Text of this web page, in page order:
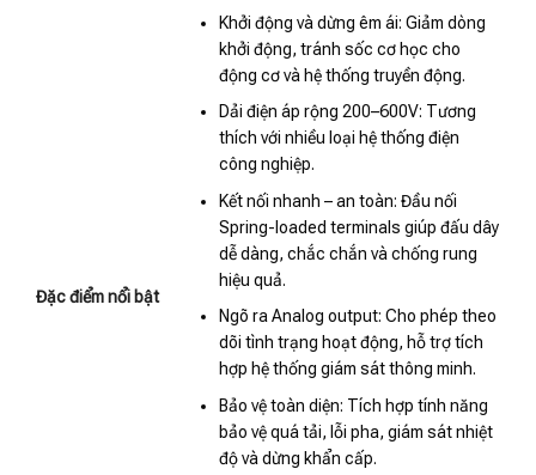
Đặc điểm nổi bật
Khởi động và dừng êm ái: Giảm dòng
khởi động, tránh sốc cơ học cho
động cơ và hệ thống truyền động.
Dải điện áp rộng 200–600V: Tương
thích với nhiều loại hệ thống điện
công nghiệp.
Kết nối nhanh – an toàn: Đầu nối
Spring-loaded terminals giúp đấu dây
dễ dàng, chắc chắn và chống rung
hiệu quả.
Ngõ ra Analog output: Cho phép theo
dõi tình trạng hoạt động, hỗ trợ tích
hợp hệ thống giám sát thông minh.
Bảo vệ toàn diện: Tích hợp tính năng
bảo vệ quá tải, lỗi pha, giám sát nhiệt
độ và dừng khẩn cấp.